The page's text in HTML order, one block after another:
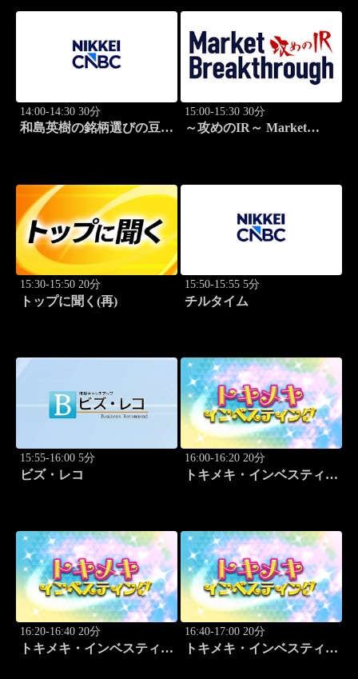
14:00-14:30 30分
和島英樹の銘柄選びの豆知
15:00-15:30 30分
～攻めのIR～ Market
15:30-15:50 20分
トップに聞く(再)
15:50-15:55 5分
チルタイム
15:55-16:00 5分
ビズ・レコ
16:00-16:20 20分
トキメキ・インベスティン
16:20-16:40 20分
トキメキ・インベスティン
16:40-17:00 20分
トキメキ・インベスティン